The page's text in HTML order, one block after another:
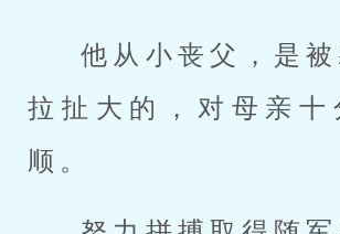
他从小丧父，是
拉扯大的，对母亲十
顺。